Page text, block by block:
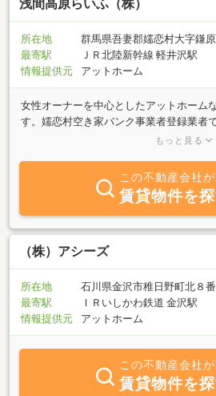
浅間高原らいふ（株）
所在地
群馬県吾妻郡嬬恋村大字鎌
最寄駅
ＪＲ北陸新幹線 軽井沢駅
情報提供元
アットホーム
女性オーナーを中心としたアットホーム
す。嬬恋村空き家バンク事業者登録業者
観光業での実務の経験を活かし、素敵な
リフォーム部門で実業展開をしています
様のご希望に合わせ、地元業者ならでは
をいたします。リフォーム部門では地域
ウハウでリフォーム致します。ガーデニ
ッグランなどが人気です。更に快適なリ
ただくためのトータルサポートをしてお
す。お気軽にお問い合わせください。
もっと見る
この不動産会社
賃貸物件を
（株）アシーズ
所在地
石川県金沢市稚日野町北８
最寄駅
ＩＲいしかわ鉄道 金沢駅
情報提供元
アットホーム
この不動産会社
賃貸物件を